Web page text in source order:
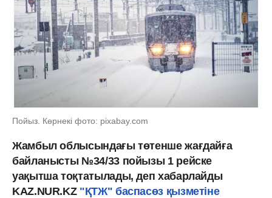
Пойыз. Көрнекі фото: pixabay.com
Жамбыл облысындағы төтенше жағдайға
байланысты №34/33 пойызы 1 рейске
уақытша тоқтатылады, деп хабарлайды
KAZ.NUR.KZ "ҚТЖ" баспасөз қызметіне